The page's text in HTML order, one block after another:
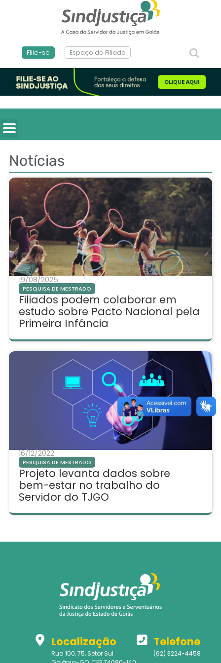
Filie-se Espaço do Filiado
Notícias
19/08/2025
PESQUISA DE MESTRADO
Filiados podem colaborar em
estudo sobre Pacto Nacional pela
Primeira Infância
16/12/2022
PESQUISA DE MESTRADO
Projeto levanta dados sobre
bem-estar no trabalho do
Servidor do TJGO
Localização
Rua 100, 75, Setor Sul
Telefone
(62) 3224-4458